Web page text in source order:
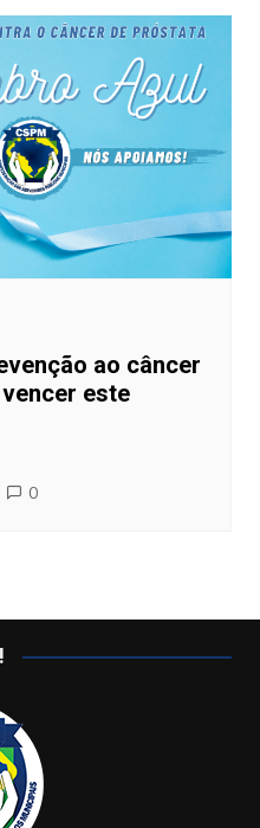
ao câncer
este
0